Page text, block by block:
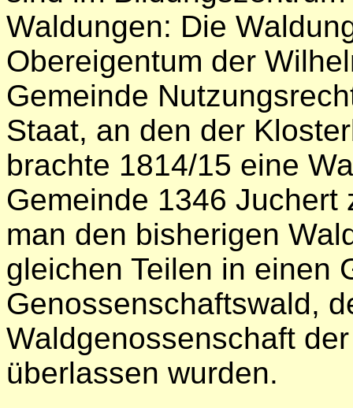
Waldungen: Die
Obereigentum der
Gemeinde
Staat, an den der
brachte 1814/15 eine
Gemeinde 1346
man den bisherigen
gleichen Teilen in einen
Genossenschaftswald,
Waldgenossenschaft
überlassen wurden.